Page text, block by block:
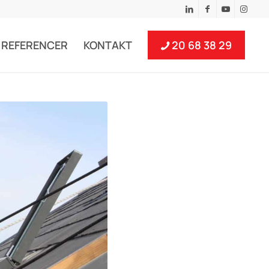
REFERENCER KONTAKT 20 68 38 29